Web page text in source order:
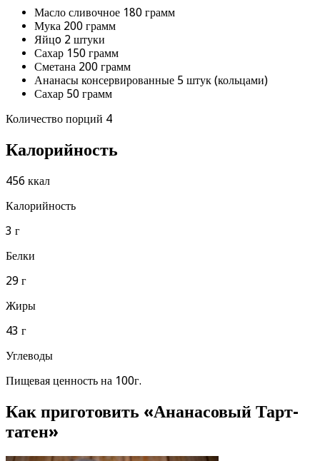
Масло сливочное 180 грамм
Мука 200 грамм
Яйцo 2 штуки
Сахар 150 грамм
Сметана 200 грамм
Ананасы консервированные 5 штук (кольцами)
Сахар 50 грамм
Количество порций 4
Калорийность
456 ккал
Калорийность
3 г
Белки
29 г
Жиры
43 г
Углеводы
Пищевая ценность на 100г.
Как приготовить «Ананасовый Тарт-
татен»